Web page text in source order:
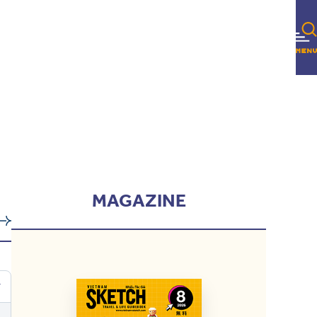
MAGAZINE